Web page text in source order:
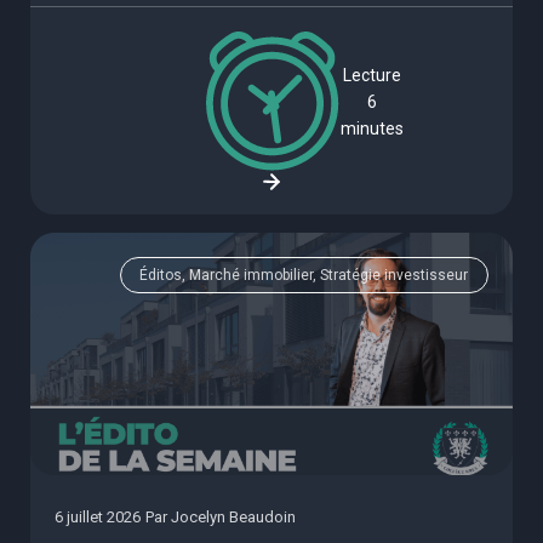
Lecture
6
minutes
Éditos, Marché immobilier, Stratégie investisseur
6 juillet 2026 Par Jocelyn Beaudoin